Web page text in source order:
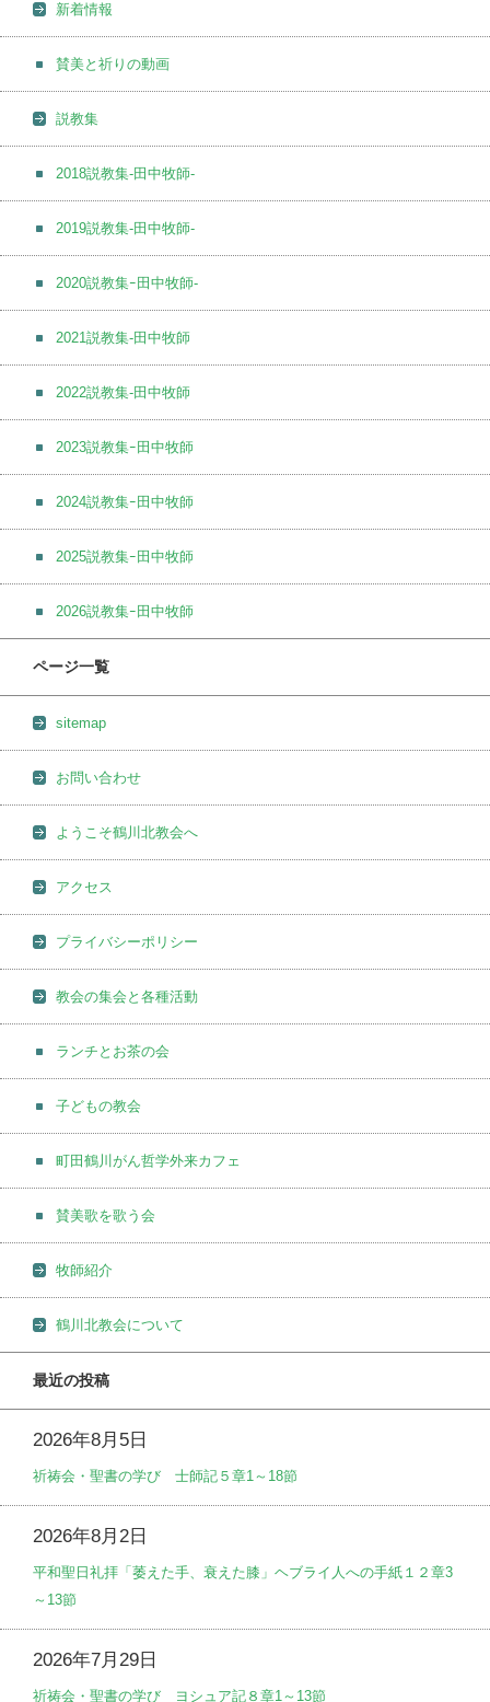
新着情報
賛美と祈りの動画
説教集
2018説教集-田中牧師-
2019説教集-田中牧師-
2020説教集ｰ田中牧師-
2021説教集-田中牧師
2022説教集-田中牧師
2023説教集ｰ田中牧師
2024説教集ｰ田中牧師
2025説教集ｰ田中牧師
2026説教集ｰ田中牧師
ページ一覧
sitemap
お問い合わせ
ようこそ鶴川北教会へ
アクセス
プライバシーポリシー
教会の集会と各種活動
ランチとお茶の会
子どもの教会
町田鶴川がん哲学外来カフェ
賛美歌を歌う会
牧師紹介
鶴川北教会について
最近の投稿
2026年8月5日
祈祷会・聖書の学び 士師記５章1～18節
2026年8月2日
平和聖日礼拝「萎えた手、衰えた膝」ヘブライ人への手紙１２章3
～13節
2026年7月29日
祈祷会・聖書の学び ヨシュア記８章1～13節